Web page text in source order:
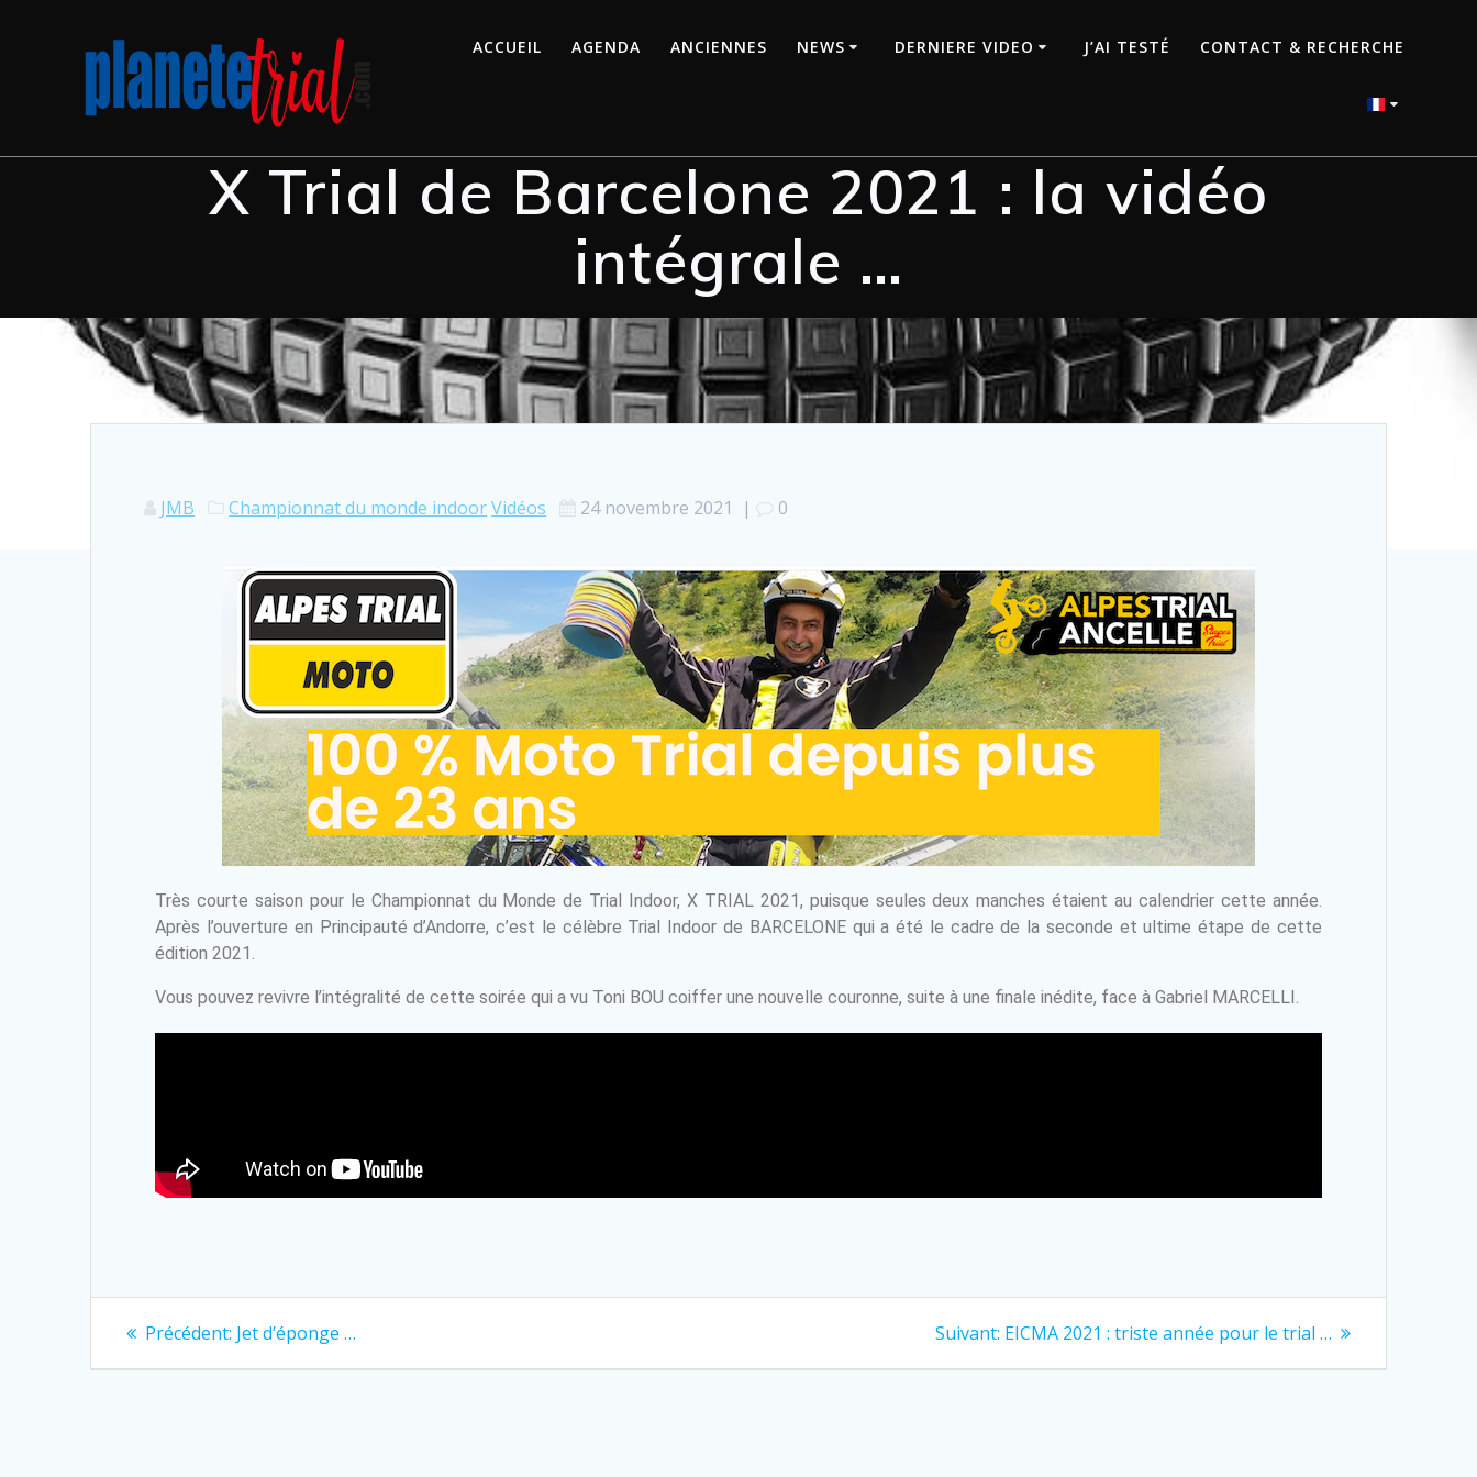
ACCUEIL AGENDA ANCIENNES NEWS DERNIERE VIDEO J’AI TESTÉ CONTACT & RECHERCHE
X Trial de Barcelone 2021 : la vidéo
intégrale …
JMB Championnat du monde indoorVidéos 24 novembre 2021 | 0
Très courte saison pour le Championnat du Monde de Trial Indoor, X TRIAL 2021, puisque seules deux manches étaient au calendrier cette année.
Après l’ouverture en Principauté d’Andorre, c’est le célèbre Trial Indoor de BARCELONE qui a été le cadre de la seconde et ultime étape de cette
édition 2021.
Vous pouvez revivre l’intégralité de cette soirée qui a vu Toni BOU coiffer une nouvelle couronne, suite à une finale inédite, face à Gabriel MARCELLI.
Précédent: Jet d’éponge … Suivant: EICMA 2021 : triste année pour le trial …